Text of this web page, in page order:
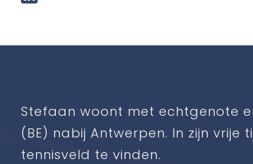
Stefaan woont met echtgenote
(BE) nabij Antwerpen. In zijn vrije
tennisveld te vinden.